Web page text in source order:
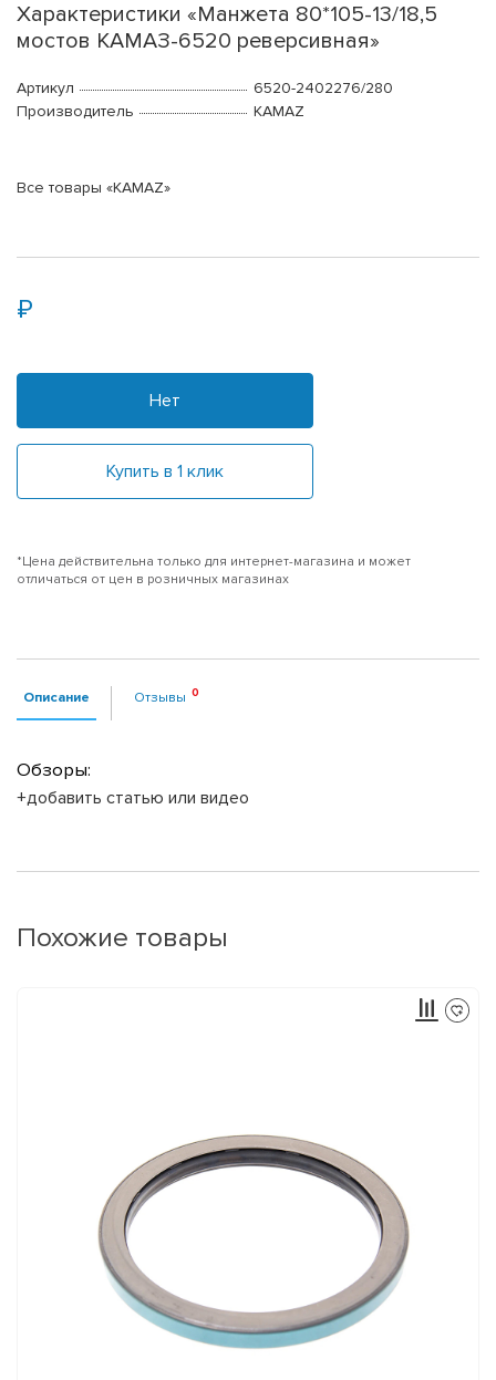
Характеристики «Манжета 80*105-13/18,5
мостов КАМАЗ-6520 реверсивная»
Артикул
6520-2402276/280
Производитель
KAMAZ
Все товары «KAMAZ»
Нет
Купить в 1 клик
*Цена действительна только для интернет-магазина и может
отличаться от цен в розничных магазинах
Описание Отзывы
Обзоры:
+добавить статью или видео
Похожие товары